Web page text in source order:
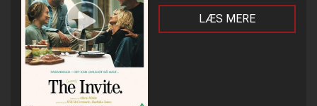
LÆS MERE